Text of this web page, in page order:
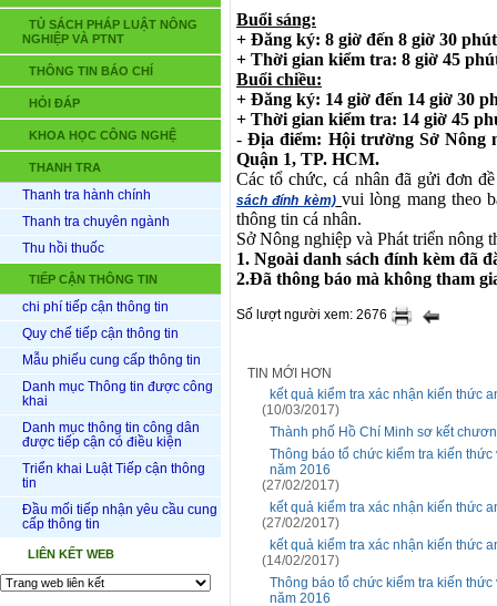
TỦ SÁCH PHÁP LUẬT NÔNG
NGHIỆP VÀ PTNT
THÔNG TIN BÁO CHÍ
HỎI ĐÁP
KHOA HỌC CÔNG NGHỆ
THANH TRA
Thanh tra hành chính
Thanh tra chuyên ngành
Thu hồi thuốc
TIẾP CẬN THÔNG TIN
chi phí tiếp cận thông tin
Quy chế tiếp cận thông tin
Mẫu phiếu cung cấp thông tin
Danh mục Thông tin được công
khai
Danh mục thông tin công dân
được tiếp cận có điều kiện
Triển khai Luật Tiếp cận thông
tin
Đầu mối tiếp nhận yêu cầu cung
cấp thông tin
LIÊN KẾT WEB
Buổi sáng:
+ Đăng ký: 8 giờ đến 8 giờ 30
+ Thời gian kiểm tra: 8 giờ 45
Buổi chiều:
+ Đăng ký: 14 giờ đến 14 giờ 30
+ Thời gian kiểm tra: 14 giờ 45
- Địa điểm: Hội trường Sở Nông
Quận 1, TP. HCM.
Các tổ chức, cá nhân đã gửi đơn
sách đính kèm) vui lòng mang theo
thông tin cá nhân.
Sở Nông nghiệp và Phát triển nông
1. Ngoài danh sách đính kèm đã
2.Đã thông báo mà không tham
Số lượt người xem: 2676
TIN MỚI HƠN
kết quả kiểm tra xác nhận kiến thức
(10/03/2017)
Thành phố Hồ Chí Minh sơ kết
Thông báo tổ chức kiểm tra kiến
năm 2016
(27/02/2017)
kết quả kiểm tra xác nhận kiến thức
(27/02/2017)
kết quả kiểm tra xác nhận kiến thức
(14/02/2017)
Thông báo tổ chức kiểm tra kiến
năm 2016